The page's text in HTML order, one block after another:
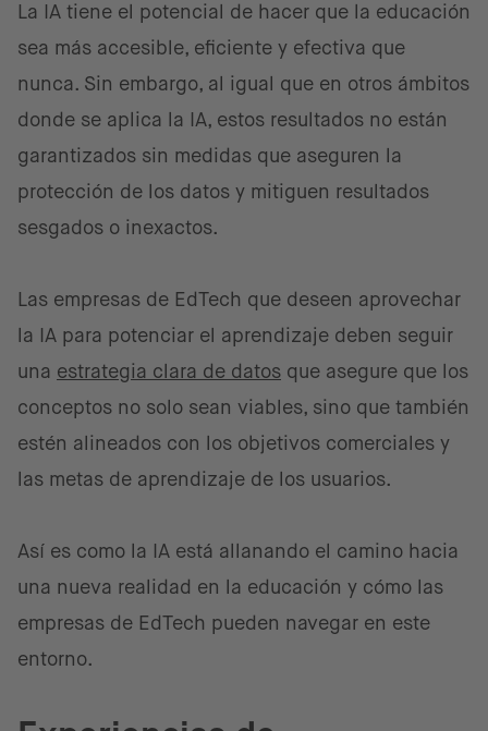
La IA tiene el potencial de hacer que la educación
sea más accesible, eficiente y efectiva que
nunca. Sin embargo, al igual que en otros ámbitos
donde se aplica la IA, estos resultados no están
garantizados sin medidas que aseguren la
protección de los datos y mitiguen resultados
sesgados o inexactos.
Las empresas de EdTech que deseen aprovechar
la IA para potenciar el aprendizaje deben seguir
una estrategia clara de datos que asegure que los
conceptos no solo sean viables, sino que también
estén alineados con los objetivos comerciales y
las metas de aprendizaje de los usuarios.
Así es como la IA está allanando el camino hacia
una nueva realidad en la educación y cómo las
empresas de EdTech pueden navegar en este
entorno.